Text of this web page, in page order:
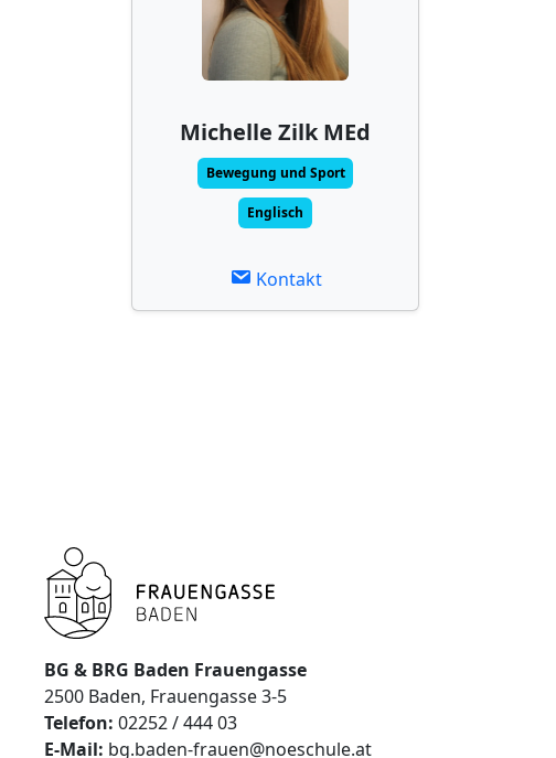
Michelle Zilk MEd
Bewegung und Sport
Englisch
Kontakt
BG & BRG Baden Frauengasse
2500 Baden, Frauengasse 3-5
Telefon: 02252 / 444 03
E-Mail: bg.baden-frauen@noeschule.at